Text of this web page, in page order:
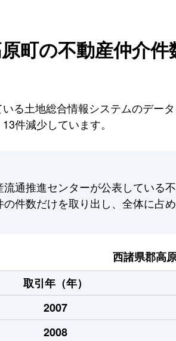
町の不動産仲介件
る土地総合情報システムのデー
件減少しています。
通推進センターが公表している
件数だけを取り出し、全体に占
西諸県郡高
取引年（年）
2007
2008